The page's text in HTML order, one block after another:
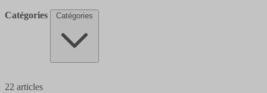
Catégories Catégories
22 articles